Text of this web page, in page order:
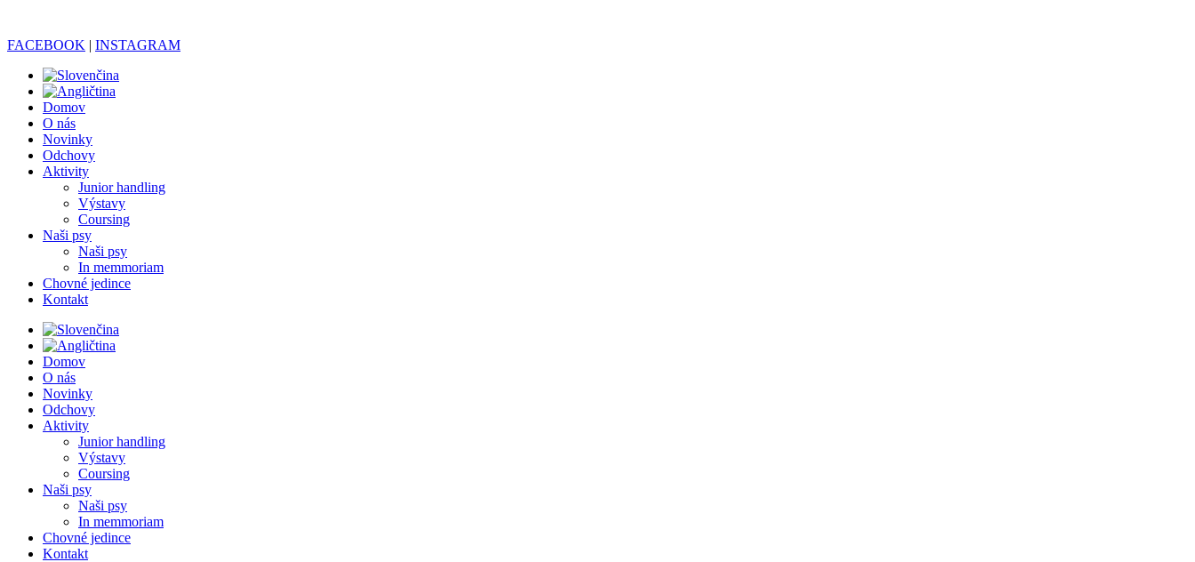
FACEBOOK | INSTAGRAM
Domov
O nás
Novinky
Odchovy
Aktivity
Junior handling
Výstavy
Coursing
Naši psy
Naši psy
In memmoriam
Chovné jedince
Kontakt
Domov
O nás
Novinky
Odchovy
Aktivity
Junior handling
Výstavy
Coursing
Naši psy
Naši psy
In memmoriam
Chovné jedince
Kontakt